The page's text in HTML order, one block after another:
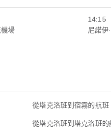
場
14:15
尼諾伊
從塔克洛班到宿霧的航班
從塔克洛班到塔克洛班的